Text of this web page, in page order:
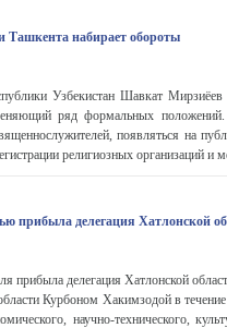
Ташкента набирает обороты
Узбекистан Шавкат Мирзиёев
ряд формальных
появляться на
религиозных организаций и
прибыла делегация Хатлонской
прибыла делегация Хатлонской
Курбоном Хакимзодой в
научно-технического,